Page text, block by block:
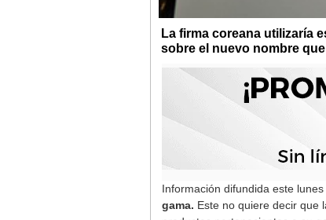
La firma coreana utilizaría
sobre el nuevo nombre
Información difundida este
gama. Este no quiere decir que